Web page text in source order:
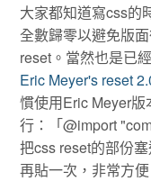
大家都知道寫css的
全數歸零以避免版
reset。當然也是已
Eric Meyer's reset
慣使用Eric Meyer
行：「@import
把css reset的部份
再貼一次，非常方便